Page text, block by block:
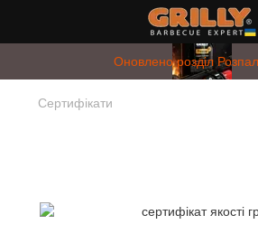
Оновлено розділ
Сертифікати